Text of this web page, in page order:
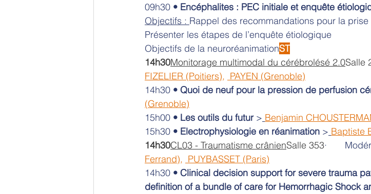
09h30 • Encéphalites : PEC initiale et enquête
Objectifs : Rappel des recommandations pour la
Présenter les étapes de l’enquête étiologique
Objectifs de la neuroréanimationST
14h30Monitorage multimodal du cérébrolésé 2.0Salle
FIZELIER (Poitiers), PAYEN (Grenoble)
14h30 • Quoi de neuf pour la pression de perfusion
(Grenoble)
15h00 • Les outils du futur > Benjamin
15h30 • Electrophysiologie en réanimation > Baptiste
14h30CL03 - Traumatisme crânienSalle 353·
Ferrand), PUYBASSET (Paris)
14h30 • Clinical decision support for severe trauma
definition of a bundle of care for Hemorrhagic Shock